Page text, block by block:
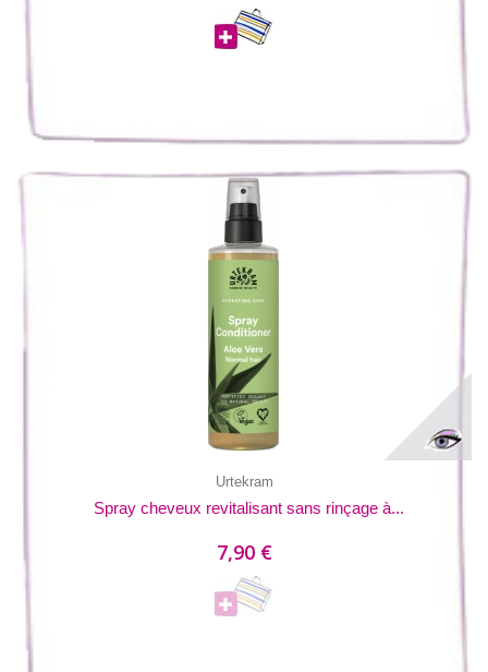
Urtekram
Spray cheveux revitalisant sans rinçage à...
7,90 €